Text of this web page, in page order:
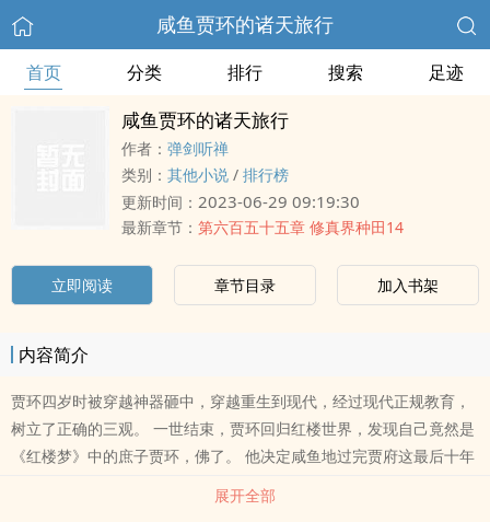
咸鱼贾环的诸天旅行
首页 分类 排行 搜索 足迹
咸鱼贾环的诸天旅行
作者： 弹剑听禅
类别： 其他小说 / 排行榜
更新时间： 2023-06-29 09:19:30
最新章节： 第六百五十五章 修真界种田14
立即阅读 章节目录 加入书架
内容简介
贾环四岁时被穿越神器砸中，穿越重生到现代，经过现代正规教育，
树立了正确的三观。 一世结束，贾环回归红楼世界，发现自己竟然是
《红楼梦》中的庶子贾环，佛了。 他决定咸鱼地过完贾府这最后十年
的豪奢日子。 一边在荣国府中咸鱼，一边不时被穿越神器带着来一段
穿越的时空旅行。 咸鱼贾环的日子美滋滋！
展开全部